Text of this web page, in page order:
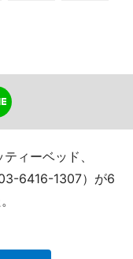
ィーベッド、
6416-1307）が6